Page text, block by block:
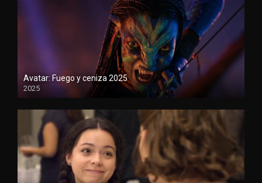
Avatar: Fuego y ceniza 2025
2025
1080P